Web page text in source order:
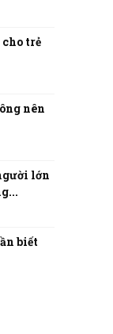
trẻ
nên
lớn
biết